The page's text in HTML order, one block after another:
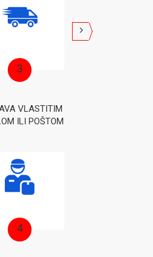
3
VLASTITIM
ILI POŠTOM
4